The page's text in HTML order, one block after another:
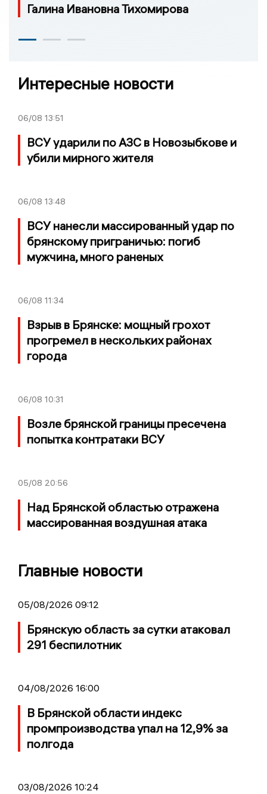
Галина Ивановна Тихомирова
Интересные новости
06/08 13:51
ВСУ ударили по АЗС в Новозыбкове и
убили мирного жителя
06/08 13:48
ВСУ нанесли массированный удар по
брянскому приграничью: погиб
мужчина, много раненых
06/08 11:34
Взрыв в Брянске: мощный грохот
прогремел в нескольких районах
города
06/08 10:31
Возле брянской границы пресечена
попытка контратаки ВСУ
05/08 20:56
Над Брянской областью отражена
массированная воздушная атака
Главные новости
05/08/2026 09:12
Брянскую область за сутки атаковал
291 беспилотник
04/08/2026 16:00
В Брянской области индекс
промпроизводства упал на 12,9% за
полгода
03/08/2026 10:24